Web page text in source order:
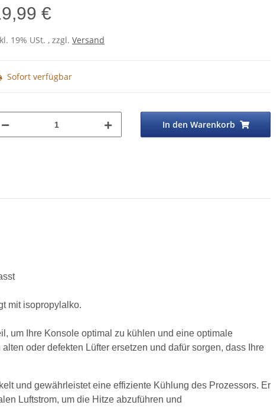
€
19% USt. , zzgl. Versand
Sofort verfügbar
In den Warenkorb
mit isopropylalko.
um Ihre Konsole optimal zu kühlen und eine optimale
oder defekten Lüfter ersetzen und dafür sorgen, dass Ihre
und gewährleistet eine effiziente Kühlung des Prozessors. Er
Luftstrom, um die Hitze abzuführen und